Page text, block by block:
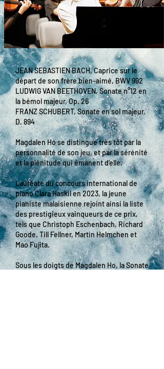
JEAN SEBASTIEN BACH, Caprice sur le
départ de son frère bien-aimé, BWV 992
LUDWIG VAN BEETHOVEN, Sonate n°12 en
la bémol majeur, Op. 26
FRANZ SCHUBERT, Sonate en sol majeur,
D. 894
Magdalen Ho se distingue très tôt par la
personnalité de son jeu, et par la sérénité
et la plénitude qui émanent d’elle.
Lauréate du concours international de
piano Clara Haskil en 2023, la jeune
pianiste malaisienne rejoint ainsi la liste
des prestigieux vainqueurs de ce prix,
tels que Christoph Eschenbach, Richard
Goode, Till Fellner, Martin Helmchen et
Mao Fujita.
Sous les doigts de Magdalen Ho, la Sonate